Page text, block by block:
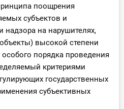
поощрения
субъектов и
надзора на нарушителях,
высокой степени
порядка проведения
критериями
государственных
субъективных